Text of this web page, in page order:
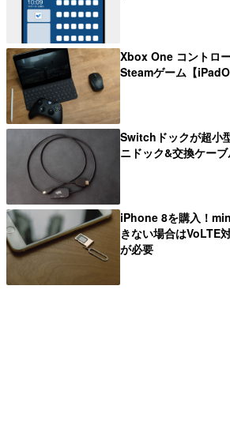
Xbox One コントロ
Steamゲーム【
Switchドックが超小
ニドック&交換ケー
iPhone 8を購入！
きない場合はVoLTE
が必要